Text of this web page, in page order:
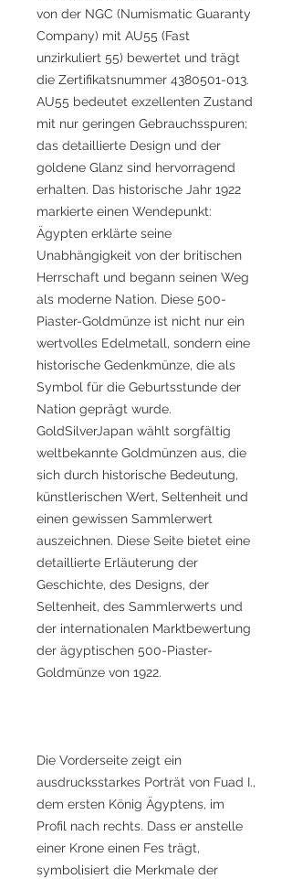
von der NGC (Numismatic Guaranty
Company) mit AU55 (Fast
unzirkuliert 55) bewertet und trägt
die Zertifikatsnummer 4380501-013.
AU55 bedeutet exzellenten Zustand
mit nur geringen Gebrauchsspuren;
das detaillierte Design und der
goldene Glanz sind hervorragend
erhalten. Das historische Jahr 1922
markierte einen Wendepunkt:
Ägypten erklärte seine
Unabhängigkeit von der britischen
Herrschaft und begann seinen Weg
als moderne Nation. Diese 500-
Piaster-Goldmünze ist nicht nur ein
wertvolles Edelmetall, sondern eine
historische Gedenkmünze, die als
Symbol für die Geburtsstunde der
Nation geprägt wurde.
GoldSilverJapan wählt sorgfältig
weltbekannte Goldmünzen aus, die
sich durch historische Bedeutung,
künstlerischen Wert, Seltenheit und
einen gewissen Sammlerwert
auszeichnen. Diese Seite bietet eine
detaillierte Erläuterung der
Geschichte, des Designs, der
Seltenheit, des Sammlerwerts und
der internationalen Marktbewertung
der ägyptischen 500-Piaster-
Goldmünze von 1922.
Die Vorderseite zeigt ein
ausdrucksstarkes Porträt von Fuad I.,
dem ersten König Ägyptens, im
Profil nach rechts. Dass er anstelle
einer Krone einen Fes trägt,
symbolisiert die Merkmale der